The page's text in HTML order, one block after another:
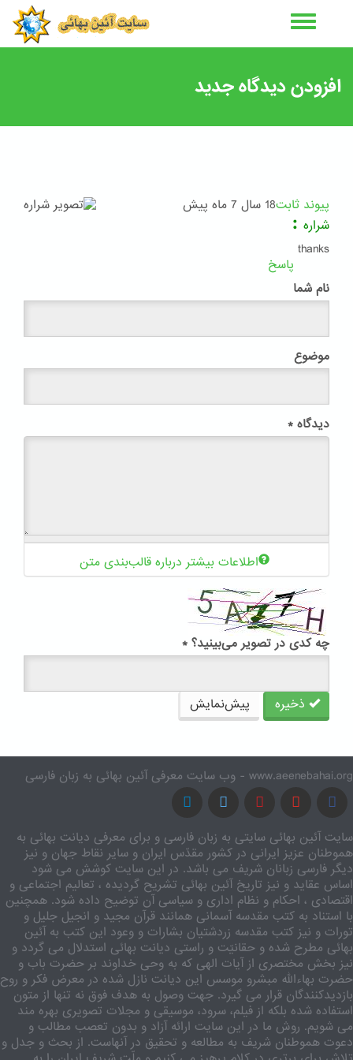
افزودن دیدگاه جدید
پیوند ثابت18 سال 7 ماه پیش
شراره :
thanks
پاسخ
نام شما
موضوع
دیدگاه *
اطلاعات بیشتر درباره قالب‌بندی متن
چه کدی در تصویر می‌بینید؟ *
ذخیره پیش‌نمایش
www.aeenebahai.org - وب سایت معرفی آئین بهائی به زبان فارسی
سایت آئین بهائی سایتی به زبان فارسی و برای معرفی دیانت بهائی به
هموطنان عزیز ایرانی در کشور مقدّس ایران و سایر نقاط جهان و نیز
دیگر فارسی زبانان شریف می باشد. در این سایت کوشش می شود
اساس عقاید و نیز تاریخ آئین بهائی تشریح گردیده ، تعالیم اجتماعی و
اقتصادی ، احکام و نظام اداری و سیاسی آن توضیح داده شود. همچنین
با استناد به کتب مقدسه آسمانی همانند قرآن مجید و انجیل جلیل و
تورات و نیز کتب مقدسه زردشتیان بشارات و وعود این کتب به آئین
بهائی مطرح شده و حقانیّت و راستی دیانت بهائی استدلال می گردد و
نیز بخش مختصری از آیات الهی که به وحی خداوند بر حضرت باب و
حضرت بهاءالله مبشرو موسس این دیانت نازل شده در معرض فکر و روح
بازدیدکنندگان قرار می گیرد. جهت وصول به هدف فوق نه تنها از متون
استفاده شده بلکه از فیلم، سرود، موسیقی و مجلات تصویری بهره مند
می شویم. روش ما در این سایت ارائه آزاد و بدون تعصب مطالب و
دعوت هموطنان شریف به مطالعه و تحقیق در آنهاست. از بحث و جدل و